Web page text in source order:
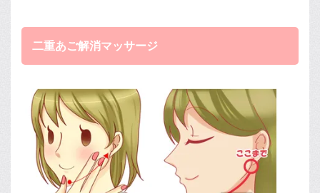
二重あご解消マッサージ